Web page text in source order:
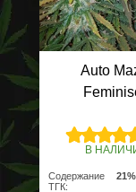
Auto
В
Содержание
ТГК:
21%